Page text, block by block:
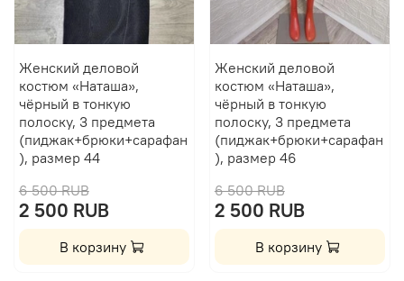
Женский деловой
костюм «Наташа»,
чёрный в тонкую
полоску, 3 предмета
(пиджак+брюки+сарафан
), размер 44
6 500 RUB
2 500 RUB
В корзину
Женский деловой
костюм «Наташа»,
чёрный в тонкую
полоску, 3 предмета
(пиджак+брюки+сарафан
), размер 46
6 500 RUB
2 500 RUB
В корзину